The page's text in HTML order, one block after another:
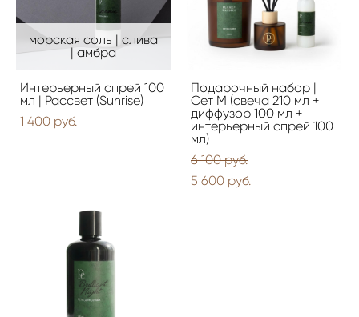
морская соль | слива
| амбра
Интерьерный спрей 100
мл | Рассвет (Sunrise)
1 400 pуб.
Подарочный набор |
Сет М (свеча 210 мл +
диффузор 100 мл +
интерьерный спрей 100
мл)
6 100 pуб.
5 600 pуб.